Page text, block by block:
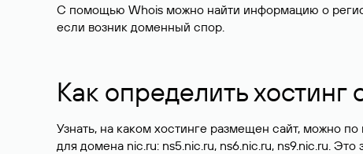
С помощью Whois можно найти информацию о
если возник доменный спор.
Как определить
Узнать, на каком хостинге размещен сайт, можно
для домена nic.ru: ns5.nic.ru, ns6.nic.ru, ns9.nic.ru. Это